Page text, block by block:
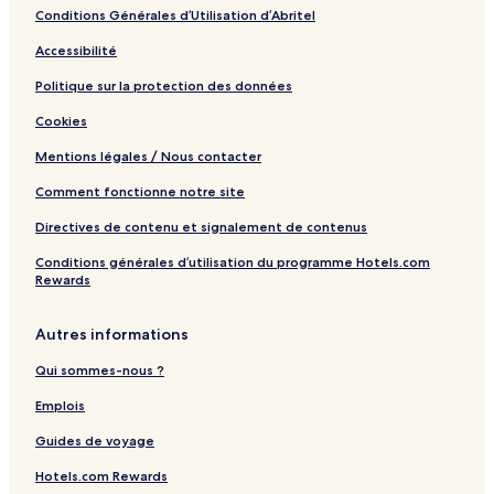
Conditions Générales d’Utilisation d’Abritel
Accessibilité
Politique sur la protection des données
Cookies
Mentions légales / Nous contacter
Comment fonctionne notre site
Directives de contenu et signalement de contenus
Conditions générales d’utilisation du programme Hotels.com
Rewards
Autres informations
Qui sommes-nous ?
Emplois
Guides de voyage
Hotels.com Rewards